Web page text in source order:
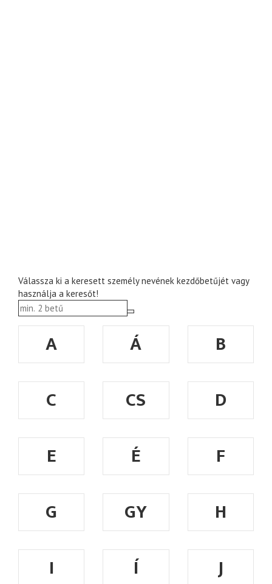
Válassza ki a keresett személy nevének kezdőbetűjét vagy
használja a keresőt!
A Á
B
C
CS
D
E
É
F
G
GY
H
I
Í J